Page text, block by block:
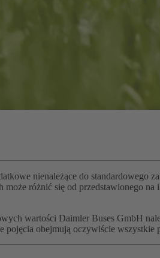
nienależące do standardowego
różnić się od przedstawionego
wartości Daimler Buses GmbH
obejmują oczywiście wszystkie